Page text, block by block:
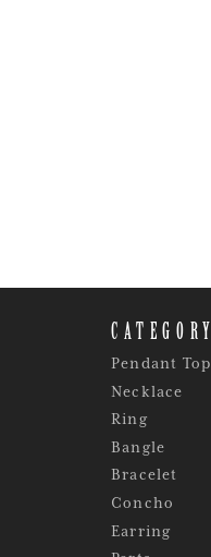
CATEGORY
Pendant Top
Necklace
Ring
Bangle
Bracelet
Concho
Earring